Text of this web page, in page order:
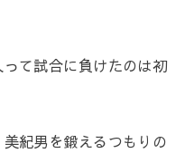
て試合に負けたのは初
紀男を鍛えるつもりの